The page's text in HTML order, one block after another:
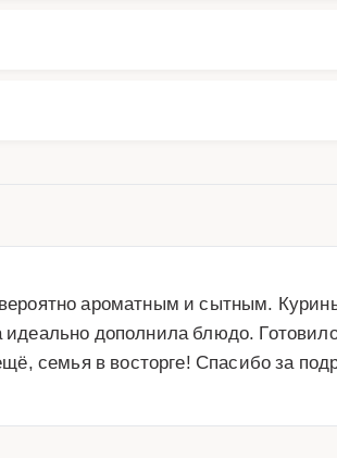
ароматным и сытным.
дополнила блюдо.
семья в восторге! Спасибо за